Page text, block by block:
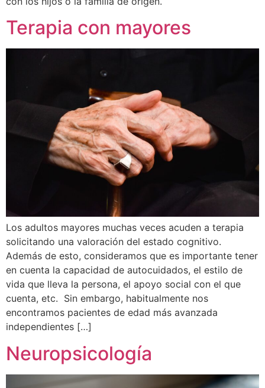
Terapia con mayores
Los adultos mayores muchas veces acuden a terapia
solicitando una valoración del estado cognitivo.
Además de esto, consideramos que es importante tener
en cuenta la capacidad de autocuidados, el estilo de
vida que lleva la persona, el apoyo social con el que
cuenta, etc. Sin embargo, habitualmente nos
encontramos pacientes de edad más avanzada
independientes […]
Neuropsicología